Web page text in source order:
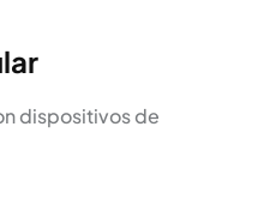
dispositivos de